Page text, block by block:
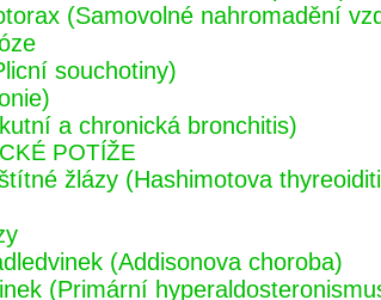
(Samovolné nahromadění
souchotiny)
a chronická bronchitis)
POTÍŽE
žlázy (Hashimotova
(Addisonova choroba)
(Primární